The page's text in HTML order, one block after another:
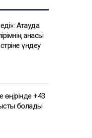
Ақтауда
анасы
үндеу
өңірінде +43
болады